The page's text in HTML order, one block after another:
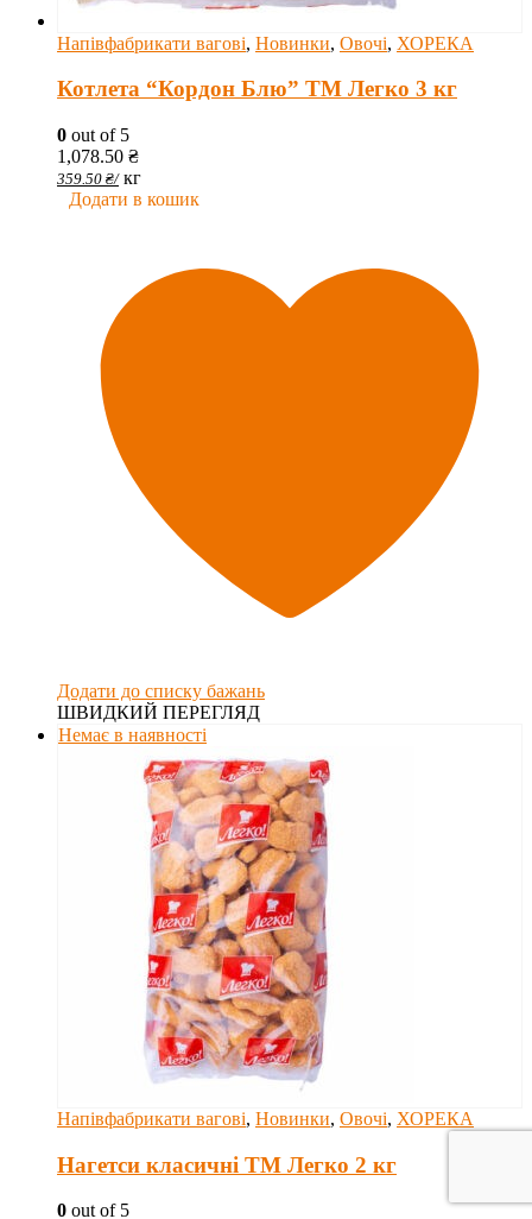
Напівфабрикати вагові, Новинки, Овочі, ХОРЕКА
Котлета “Кордон Блю” ТМ Легко 3 кг
0 out of 5
1,078.50 ₴
359.50 ₴/ кг
Додати в кошик
Додати до списку бажань
ШВИДКИЙ ПЕРЕГЛЯД
Немає в наявності
Напівфабрикати вагові, Новинки, Овочі, ХОРЕКА
Нагетси класичні ТМ Легко 2 кг
0 out of 5